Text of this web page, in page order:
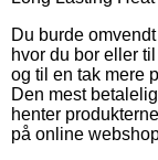
Du burde
hvor du bor eller
og til en tak mere
Den mest
henter
på online